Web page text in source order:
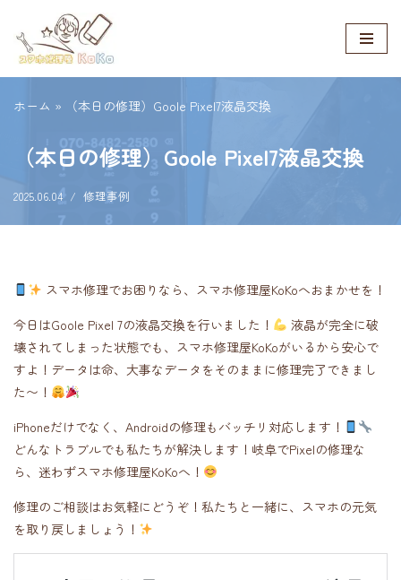
コ
ン
キ
ッ
ホーム » （本日の修理）Goole Pixel7液晶交換
（本日の修理）Goole Pixel7液晶交換
2025.06.04 修理事例
スマホ修理でお困りなら、スマホ修理屋KoKoへおまかせを！
今日はGoole Pixel 7の液晶交換を行いました！
液晶が完全に破
壊されてしまった状態でも、スマホ修理屋KoKoがいるから安心で
すよ！データは命、大事なデータをそのままに修理完了できまし
た〜！
iPhoneだけでなく、Androidの修理もバッチリ対応します！
どんなトラブルでも私たちが解決します！岐阜でPixelの修理な
ら、迷わずスマホ修理屋KoKoへ！
修理のご相談はお気軽にどうぞ！私たちと一緒に、スマホの元気
を取り戻しましょう！